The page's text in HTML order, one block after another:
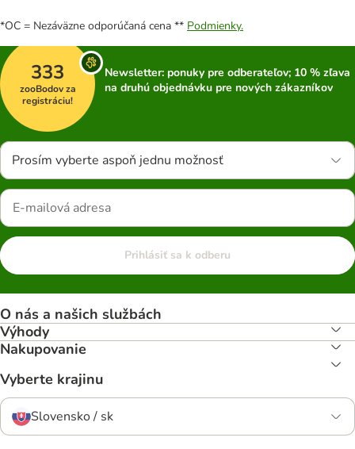
*OC = Nezáväzne odporúčaná cena ** Podmienky.
333
zooBodov za
registráciu!
Newsletter: ponuky pre odberateľov; 10 % zľava
na druhú objednávku pre nových zákazníkov
Prosím vyberte aspoň jednu možnosť
Prihlásiť sa k odberu
O nás a našich službách
Výhody
Nakupovanie
Vyberte krajinu
Slovensko / sk